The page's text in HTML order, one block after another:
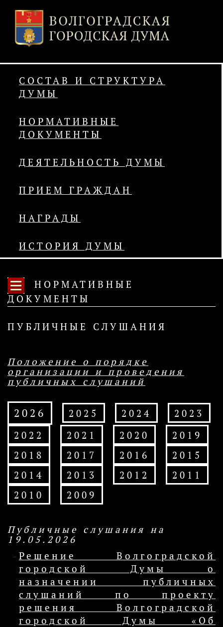
СОСТАВ И СТРУКТУРА
ДУМЫ
НОРМАТИВНЫЕ
ДОКУМЕНТЫ
ДЕЯТЕЛЬНОСТЬ ДУМЫ
ПРИЕМ ГРАЖДАН
НАГРАДЫ
ИСТОРИЯ ДУМЫ
НОРМАТИВНЫЕ
ДОКУМЕНТЫ
ПУБЛИЧНЫЕ СЛУШАНИЯ
Положение о порядке
организации и проведения
публичных слушаний
2026 2025 2024
2023
2022
2021 2020
2019
2018
2017 2016
2015
2014
2013 2012
2011
2010
2009
Публичные слушания на
19.05.2026
Решение Волгоградской
городской Думы о
назначении публичных
слушаний по проекту
решения Волгоградской
городской Думы «Об